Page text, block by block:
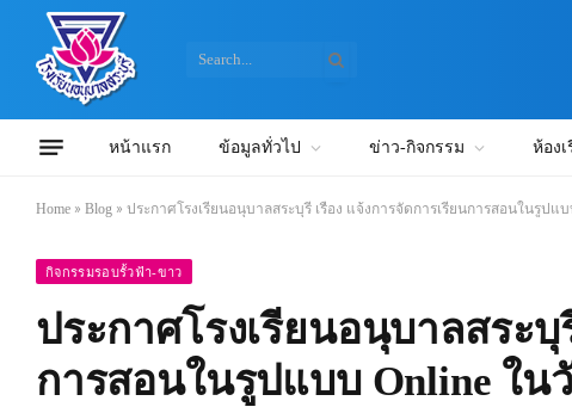
หน้าแรก ข้อมูลทั่วไป ข่าว-กิจกรรม ห้อง
Home » Blog » ประกาศโรงเรียนอนุบาลสระบุรี เรื่อง แจ้งการจัดการเรียนการสอนในรูป
กิจกรรมรอบรั้วฟ้า-ขาว
ประกาศโรงเรียนอนุบาลสระบุ
การสอนในรูปแบบ Online ใ